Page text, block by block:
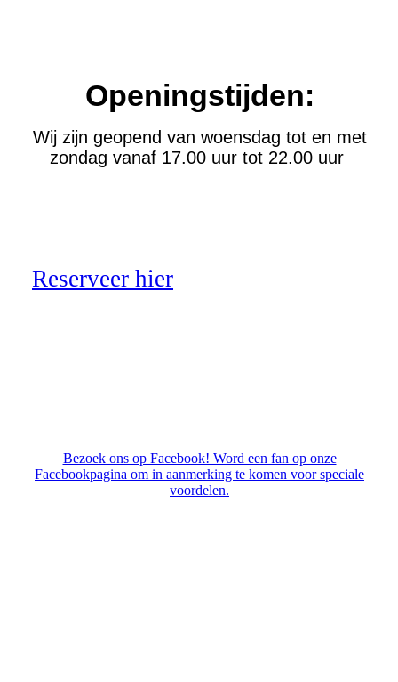
Openingstijden:
Wij zijn geopend van woensdag tot en met
zondag vanaf 17.00 uur tot 22.00 uur
Reserveer hier
Bezoek ons op Facebook! Word een fan op onze
Facebookpagina om in aanmerking te komen voor speciale
voordelen.